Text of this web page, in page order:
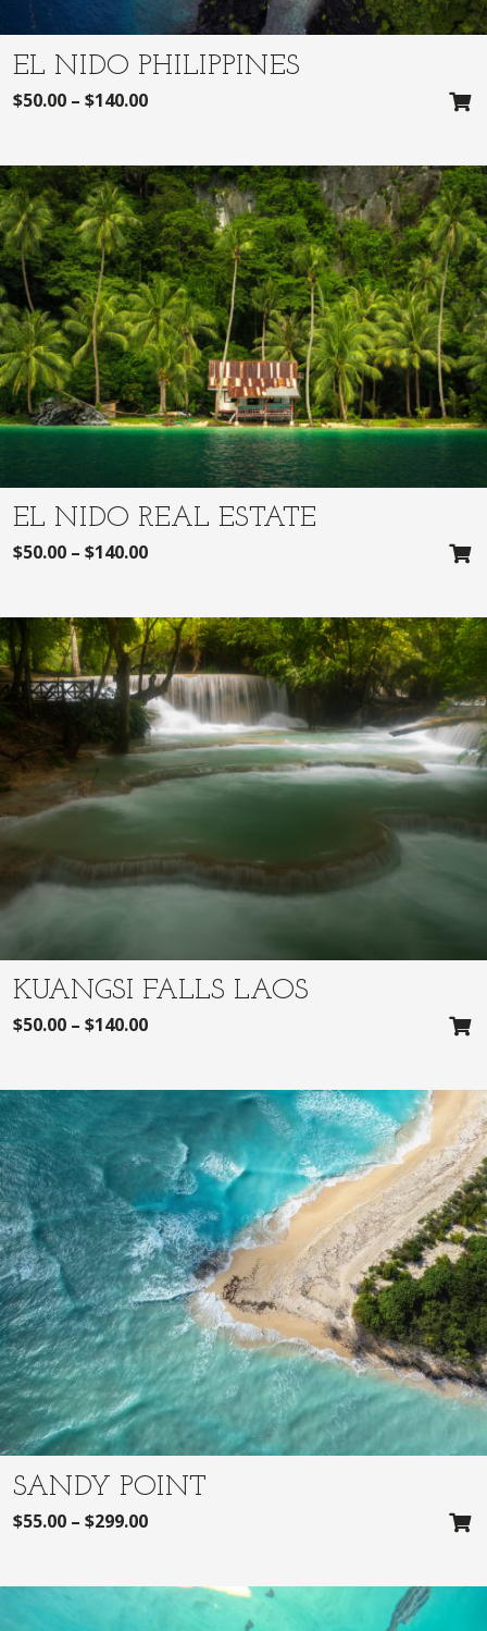
EL NIDO PHILIPPINES
$50.00 – $140.00
EL NIDO REAL ESTATE
$50.00 – $140.00
KUANGSI FALLS LAOS
$50.00 – $140.00
SANDY POINT
$55.00 – $299.00